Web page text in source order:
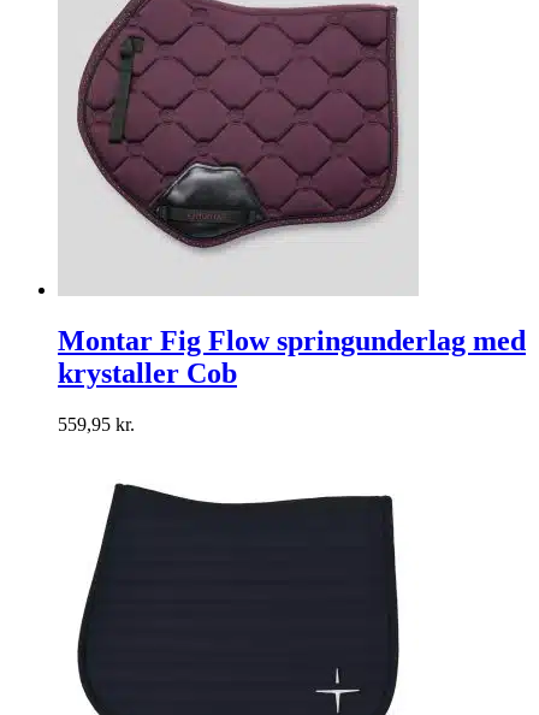
Montar Fig Flow springunderlag med
krystaller Cob
559,95 kr.